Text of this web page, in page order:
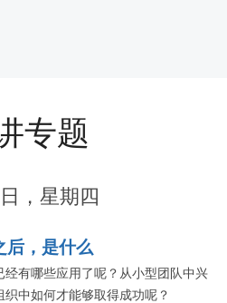
专题
，星期四
后，是什么
有哪些应用了呢？从小型团队中兴
中如何才能够取得成功呢？